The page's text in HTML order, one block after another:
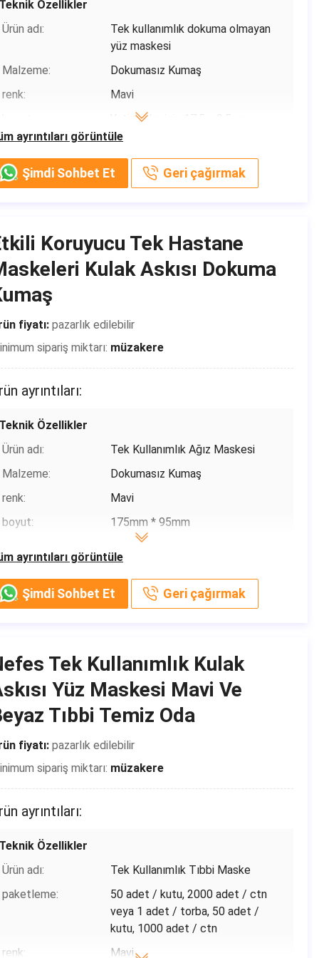
Teslim süresi:
3-7 gün (tatiller dahil)
T / T, Paypal, Venmo
Yetenek temini:
500,00000
ayrıntıları görüntüle
Teknik Özellikler
Ürün adı:
Tek kullanımlık dokuma olmayan
yüz maskesi
Malzeme:
Dokumasız Kumaş
renk:
Mavi
Yetişkinler için 17,5 x 9,5 cm
kullanım:
Koruma
Filtrasyon Verimliliği:
BFE≥% 95/99 PFE ≥% 99
Menşe yeri:
Çin
Marka adı:
Shanghai Shark Medical Supplies
Sertifika:
Model numarası:
& teslimat koşulları
Şimdi Sohbet Et Geri çağırmak
ayrıntıları görüntüle
Koruyucu Tek Hastane
Kulak Askısı Dokuma
fiyatı: pazarlık edilebilir
sipariş miktarı: müzakere
ayrıntıları:
Teknik Özellikler
Ürün adı:
Tek Kullanımlık Ağız Maskesi
Malzeme:
Dokumasız Kumaş
renk:
Mavi
boyut:
175mm * 95mm
koruyucu
Marka adı:
Shanghai Shark Medical Supplies
Sertifika:
CE,FDA,TEST REPORT
Model numarası: Koruyucu Maske
Teslim süresi:
Ödeme koşulları:
T / T, Paypal, Venmo
Yetenek temini:
Günde 500.000
Şimdi Sohbet Et Geri çağırmak
Tek Kullanımlık Kulak
Yüz Maskesi Mavi Ve
Tıbbi Temiz Oda
fiyatı: pazarlık edilebilir
sipariş miktarı: müzakere
ayrıntıları:
Teknik Özellikler
Ürün adı:
Tek Kullanımlık Tıbbi Maske
paketleme:
50 adet / kutu, 2000 adet / ctn
veya 1 adet / torba, 50 adet /
kutu, 1000 adet / ctn
renk:
Mavi